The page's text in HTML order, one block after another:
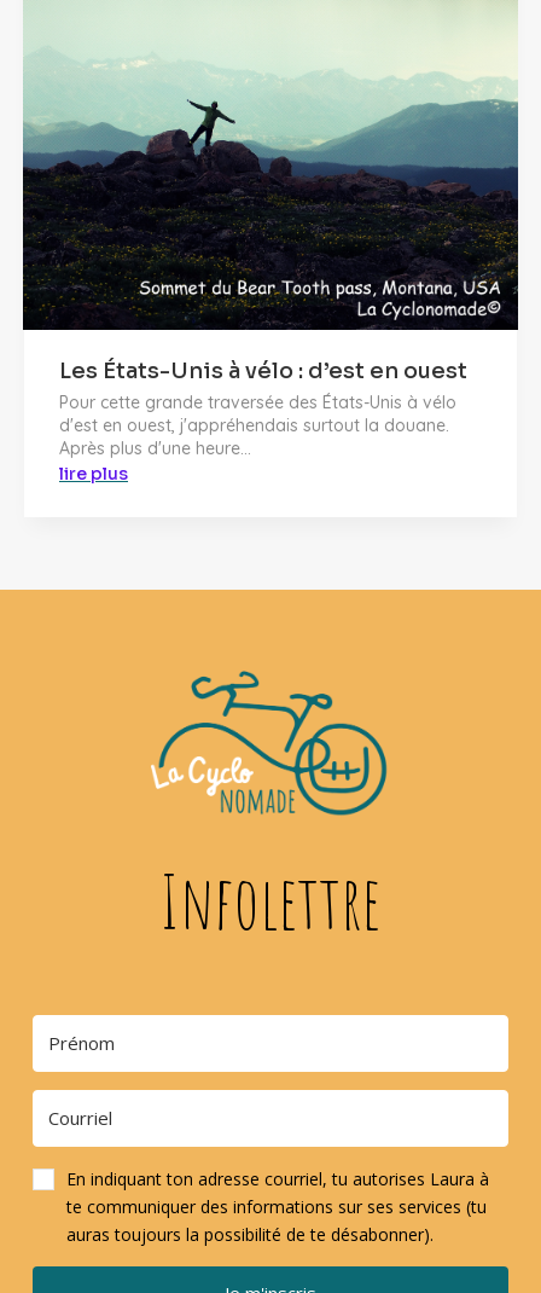
Les États-Unis à vélo : d’est en ouest
Pour cette grande traversée des États-Unis à vélo
d'est en ouest, j'appréhendais surtout la douane.
Après plus d'une heure...
lire plus
Infolettre
En indiquant ton adresse courriel, tu autorises Laura à
te communiquer des informations sur ses services (tu
auras toujours la possibilité de te désabonner).